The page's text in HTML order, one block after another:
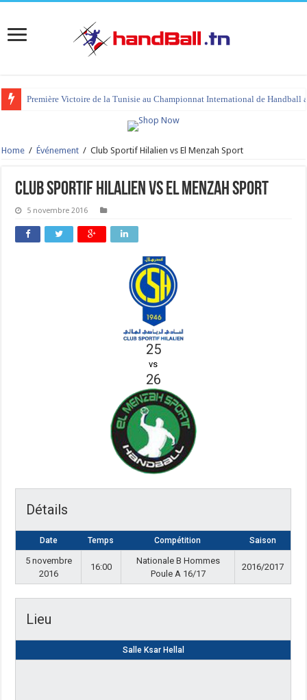
Première Victoire de la Tunisie au Championnat International de Handball
Home / Événement / Club Sportif Hilalien vs El Menzah Sport
Club Sportif Hilalien vs El Menzah Sport
5 novembre 2016
25
vs
26
Détails
Date Temps Compétition Saison
5 novembre
2016
16:00
Nationale B Hommes
Poule A 16/17
2016/2017
Lieu
Salle Ksar Hellal